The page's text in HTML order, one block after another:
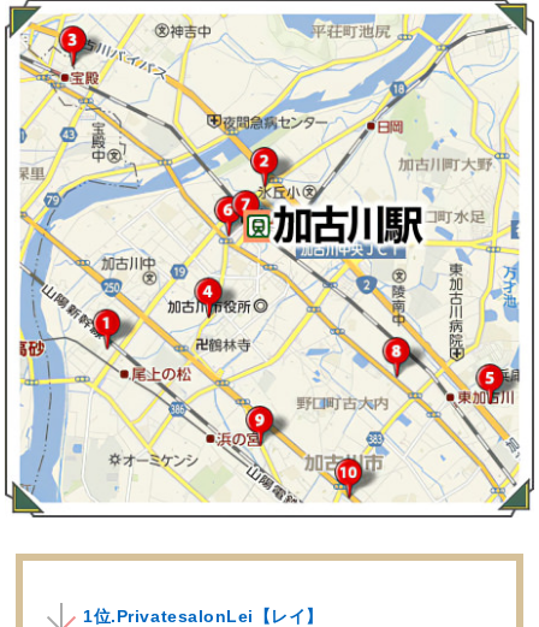
1位.PrivatesalonLei【レイ】